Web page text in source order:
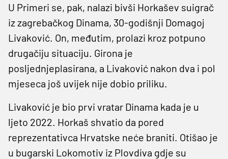
U Primeri se, pak, nalazi bivši Horkašev suigrač
iz zagrebačkog Dinama, 30-godišnji Domagoj
Livaković. On, međutim, prolazi kroz potpuno
drugačiju situaciju. Girona je
posljednjeplasirana, a Livaković nakon dva i pol
mjeseca još uvijek nije dobio priliku.
Livaković je bio prvi vratar Dinama kada je u
ljeto 2022. Horkaš shvatio da pored
reprezentativca Hrvatske neće braniti. Otišao je
u bugarski Lokomotiv iz Plovdiva gdje su